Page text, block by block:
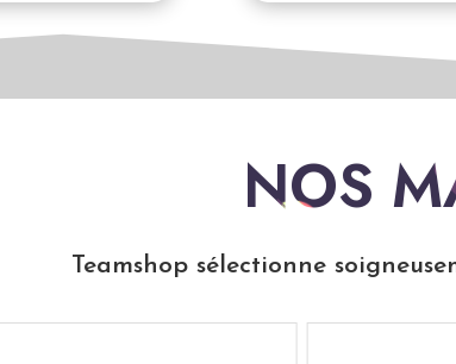
NOS
Teamshop sélectionne